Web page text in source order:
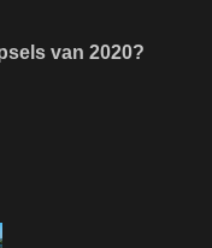
van 2020?